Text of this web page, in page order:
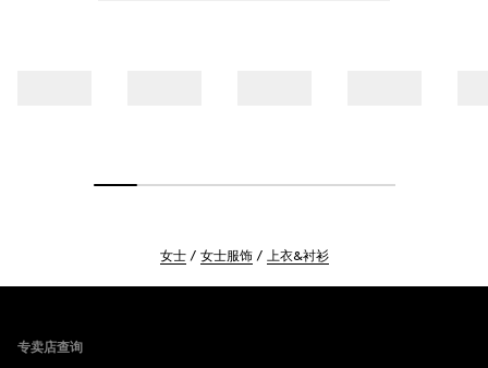
女士 女士服饰 上衣&衬衫
专卖店查询